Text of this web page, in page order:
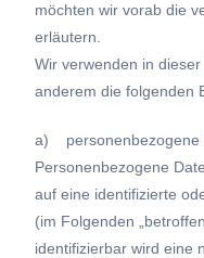
möchten wir vorab die
erläutern.
Wir verwenden in
anderem die folgenden
a) personenbezogene
Personenbezogene
auf eine identifizierte
(im Folgenden
identifizierbar wird eine